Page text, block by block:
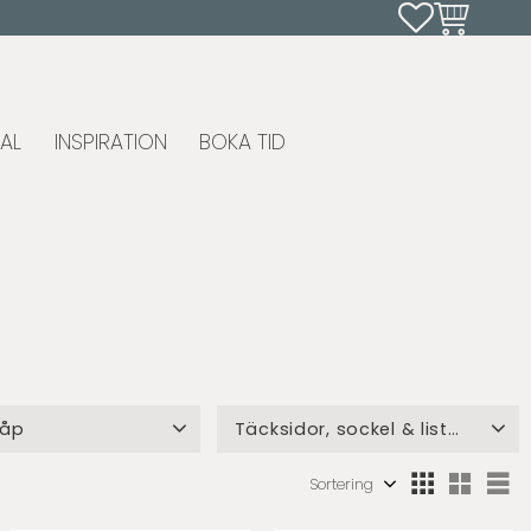
Favoriter
Kundvagn
INSPIRATION BOKA TID
Täcksidor, sockel & lister